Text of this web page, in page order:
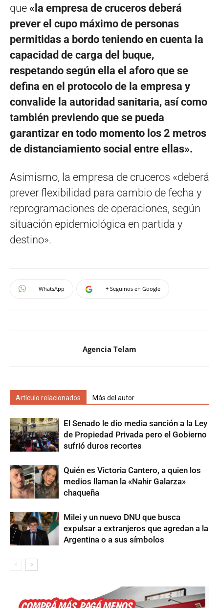
que «la empresa de cruceros deberá
prever el cupo máximo de personas
permitidas a bordo teniendo en cuenta la
capacidad de carga del buque,
respetando según ella el aforo que se
defina en el protocolo de la empresa y
convalide la autoridad sanitaria, así como
también previendo que se pueda
garantizar en todo momento los 2 metros
de distanciamiento social entre ellas».
Asimismo, la empresa de cruceros «deberá
prever flexibilidad para cambio de fecha y
reprogramaciones de operaciones, según
situación epidemiológica en partida y
destino».
WhatsApp + Seguinos en Google
Agencia Telam
Artículo relacionados Más del autor
El Senado le dio media sanción a la Ley
de Propiedad Privada pero el Gobierno
sufrió duros recortes
Quién es Victoria Cantero, a quien los
medios llaman la «Nahir Galarza»
chaqueña
Milei y un nuevo DNU que busca
expulsar a extranjeros que agredan a la
Argentina o a sus símbolos